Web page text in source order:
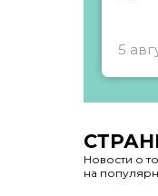
5
Новости о
на